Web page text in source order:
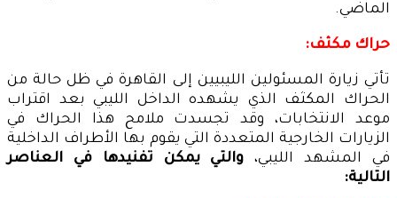
الماضي.
حراك مكثف:
تأتي زيارة المسئولين الليبيين إلى القاهرة في ظل حالة من
الحراك المكثف الذي يشهده الداخل الليبي بعد اقتراب
موعد الانتخابات، وقد تجسدت ملامح هذا الحراك في
الزيارات الخارجية المتعددة التي يقوم بها الأطراف الداخلية
في المشهد الليبي، والتي يمكن تفنيدها في العناصر
التالية: